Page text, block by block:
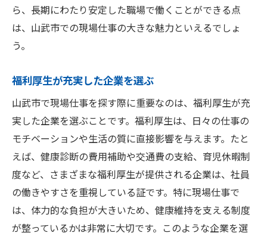
ら、長期にわたり安定した職場で働くことができる点
は、山武市での現場仕事の大きな魅力といえるでしょ
う。
福利厚生が充実した企業を選ぶ
山武市で現場仕事を探す際に重要なのは、福利厚生が充
実した企業を選ぶことです。福利厚生は、日々の仕事の
モチベーションや生活の質に直接影響を与えます。たと
えば、健康診断の費用補助や交通費の支給、育児休暇制
度など、さまざまな福利厚生が提供される企業は、社員
の働きやすさを重視している証です。特に現場仕事で
は、体力的な負担が大きいため、健康維持を支える制度
が整っているかは非常に大切です。このような企業を選